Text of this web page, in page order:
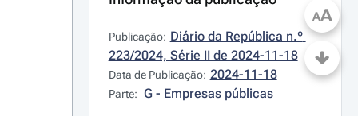
Publicação: Diário da República n.º
223/2024, Série II de 2024-11-18
Data de Publicação: 2024-11-18
Parte: G - Empresas públicas
AA